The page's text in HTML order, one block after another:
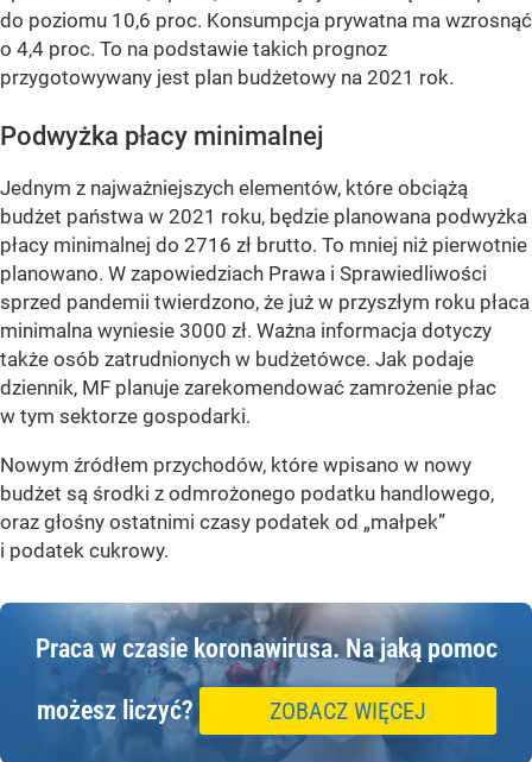
do poziomu 10,6 proc. Konsumpcja prywatna ma wzrosnąć
o 4,4 proc. To na podstawie takich prognoz
przygotowywany jest plan budżetowy na 2021 rok.
Podwyżka płacy minimalnej
Jednym z najważniejszych elementów, które obciążą
budżet państwa w 2021 roku, będzie planowana podwyżka
płacy minimalnej do 2716 zł brutto. To mniej niż pierwotnie
planowano. W zapowiedziach Prawa i Sprawiedliwości
sprzed pandemii twierdzono, że już w przyszłym roku płaca
minimalna wyniesie 3000 zł. Ważna informacja dotyczy
także osób zatrudnionych w budżetówce. Jak podaje
dziennik, MF planuje zarekomendować zamrożenie płac
w tym sektorze gospodarki.
Nowym źródłem przychodów, które wpisano w nowy
budżet są środki z odmrożonego podatku handlowego,
oraz głośny ostatnimi czasy podatek od „małpek”
i podatek cukrowy.
Praca w czasie koronawirusa. Na jaką pomoc
możesz liczyć? ZOBACZ WIĘCEJ